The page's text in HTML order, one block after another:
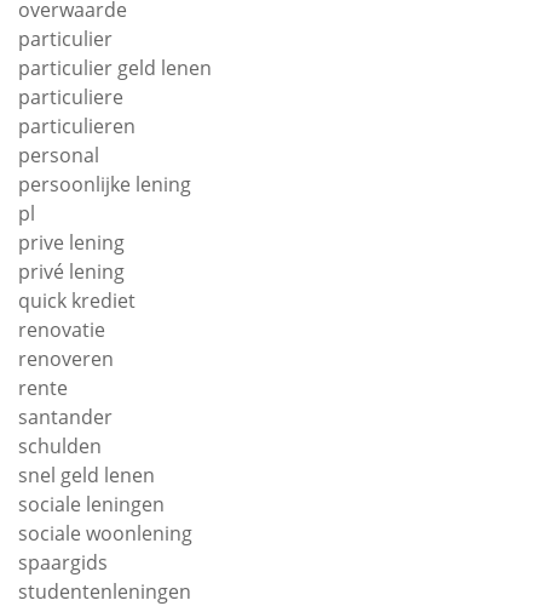
overwaarde
particulier
particulier geld lenen
particuliere
particulieren
personal
persoonlijke lening
pl
prive lening
privé lening
quick krediet
renovatie
renoveren
rente
santander
schulden
snel geld lenen
sociale leningen
sociale woonlening
spaargids
studentenleningen